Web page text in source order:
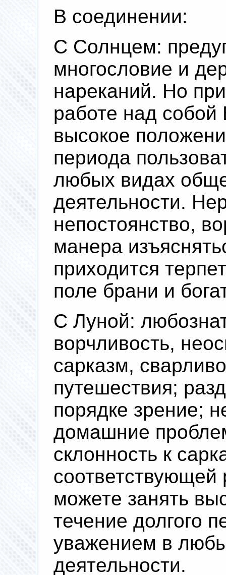
В соединении:
С Солнцем:
многословие и
нареканий. Но
работе над
высокое
периода
любых видах
деятельности.
непостоянство,
манера
приходится
поле брани и
С Луной:
ворчливость,
сарказм,
путешествия;
порядке зрение;
домашние
склонность к
можете занять
течение долгого
уважением в
деятельности.